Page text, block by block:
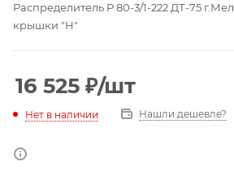
Распределитель Р 80-3/1-222 ДТ-75
крышки "Н"
16 525 ₽/шт
Нет в наличии Нашли дешевле?